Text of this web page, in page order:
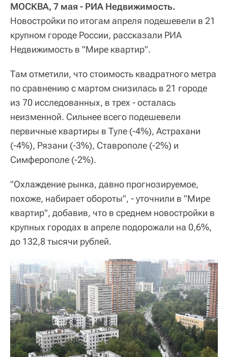
МОСКВА, 7 мая - РИА Недвижимость.
Новостройки по итогам апреля подешевели в 21
крупном городе России, рассказали РИА
Недвижимость в "Мире квартир".
Там отметили, что стоимость квадратного метра
по сравнению с мартом снизилась в 21 городе
из 70 исследованных, в трех - осталась
неизменной. Сильнее всего подешевели
первичные квартиры в Туле (-4%), Астрахани
(-4%), Рязани (-3%), Ставрополе (-2%) и
Симферополе (-2%).
"Охлаждение рынка, давно прогнозируемое,
похоже, набирает обороты", - уточнили в "Мире
квартир", добавив, что в среднем новостройки в
крупных городах в апреле подорожали на 0,6%,
до 132,8 тысячи рублей.